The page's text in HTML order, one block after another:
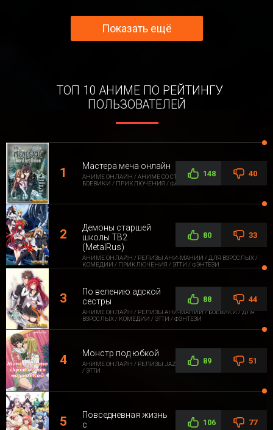
Показать ещё
ТОП 10 АНИМЕ ПО РЕЙТИНГУ
ПОЛЬЗОВАТЕЛЕЙ
Мастера меча онлайн
АНИМЕ ОНЛАЙН / АНИМЕ СО СТОРОННЕЙ ОЗВУЧКОЙ /
БОЕВИКИ / ПРИКЛЮЧЕНИЯ / ФАНТАСТИКА / ФЭНТЕЗИ
148 40
Демоны старшей
школы ТВ2
(MetalRus)
АНИМЕ ОНЛАЙН / РЕЛИЗЫ АНИ-МАНИИ / ДЛЯ ВЗРОСЛЫХ /
КОМЕДИИ / ПРИКЛЮЧЕНИЯ / ЭТТИ / ФЭНТЕЗИ
80 33
По велению адской
сестры
АНИМЕ ОНЛАЙН / РЕЛИЗЫ АНИ-МАНИИ / БОЕВИКИ / ДЛЯ
ВЗРОСЛЫХ / КОМЕДИИ / ЭТТИ / ФЭНТЕЗИ
88 44
Монстр под юбкой
АНИМЕ ОНЛАЙН / РЕЛИЗЫ JAZZWAY ANIME / ДЛЯ ВЗРОСЛЫХ
/ ЭТТИ
89 51
Повседневная жизнь
с
106 77